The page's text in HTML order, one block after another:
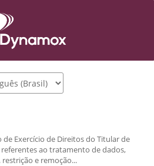
Exercício de Direitos do Titular de
ao tratamento de dados,
restrição e remoção...